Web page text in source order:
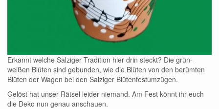
Erkannt welche Salziger Tradition hier drin steckt? Die grün-
weißen Blüten sind gebunden, wie die Blüten von den berümten
Blüten der Wagen bei den Salziger Blütenfestumzügen.
Gelöst hat unser Rätsel leider niemand. Am Fest könnt ihr euch
die Deko nun genau anschauen.